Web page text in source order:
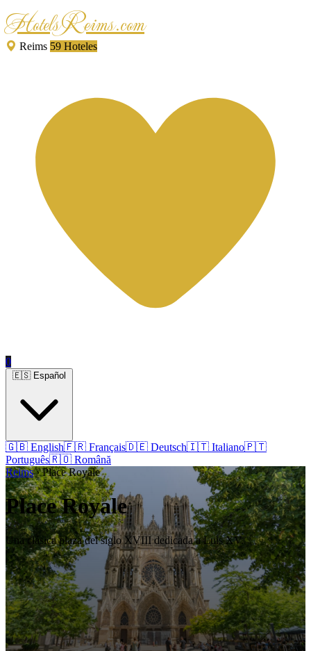
HotelsReims.com
Reims 59 Hoteles
0
🇬🇧 English🇫🇷 Français🇩🇪 Deutsch🇮🇹 Italiano🇵🇹
Português🇷🇴 Română
Reims› Place Royale
Place Royale
Una clásica plaza del siglo XVIII dedicada a Luis XV.